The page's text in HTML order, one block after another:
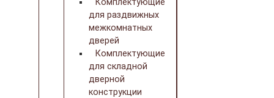
Комплектующие
для раздвижных
межкомнатных
дверей
Комплектующие
для складной
дверной
конструкции